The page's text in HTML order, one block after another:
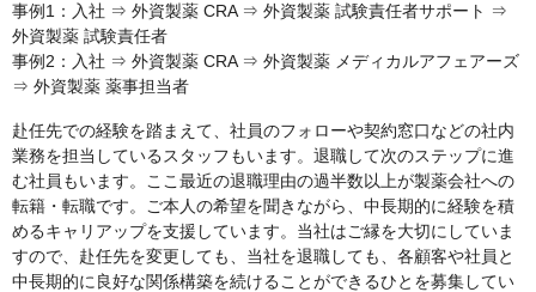
事例1：入社 ⇒ 外資製薬 CRA ⇒ 外資製薬 試験責任者サポート ⇒
外資製薬 試験責任者
事例2：入社 ⇒ 外資製薬 CRA ⇒ 外資製薬 メディカルアフェアーズ
⇒ 外資製薬 薬事担当者
赴任先での経験を踏まえて、社員のフォローや契約窓口などの社内
業務を担当しているスタッフもいます。退職して次のステップに進
む社員もいます。ここ最近の退職理由の過半数以上が製薬会社への
転籍・転職です。ご本人の希望を聞きながら、中長期的に経験を積
めるキャリアップを支援しています。当社はご縁を大切にしていま
すので、赴任先を変更しても、当社を退職しても、各顧客や社員と
中長期的に良好な関係構築を続けることができるひとを募集してい